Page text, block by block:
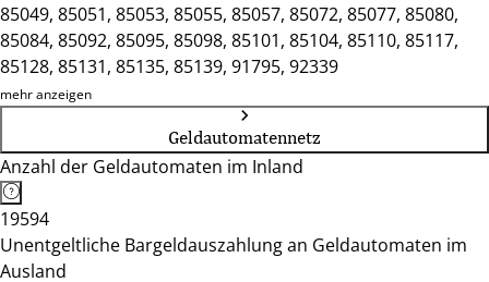
85049, 85051, 85053, 85055, 85057, 85072, 85077, 85080,
85084, 85092, 85095, 85098, 85101, 85104, 85110, 85117,
85128, 85131, 85135, 85139, 91795, 92339
mehr anzeigen
Geldautomatennetz
Anzahl der Geldautomaten im Inland
19594
Unentgeltliche Bargeldauszahlung an Geldautomaten im
Ausland